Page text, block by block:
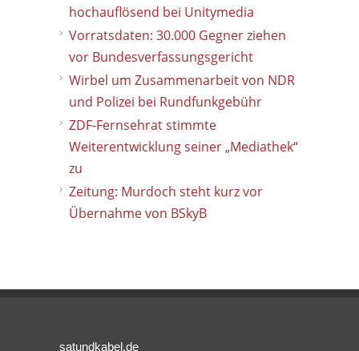
hochauflösend bei Unitymedia
Vorratsdaten: 30.000 Gegner ziehen
vor Bundesverfassungsgericht
Wirbel um Zusammenarbeit von NDR
und Polizei bei Rundfunkgebühr
ZDF-Fernsehrat stimmte
Weiterentwicklung seiner „Mediathek“
zu
Zeitung: Murdoch steht kurz vor
Übernahme von BSkyB
satundkabel.de